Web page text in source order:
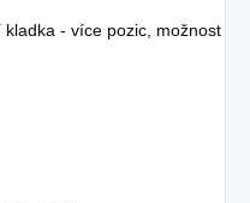
- více pozic, možnost